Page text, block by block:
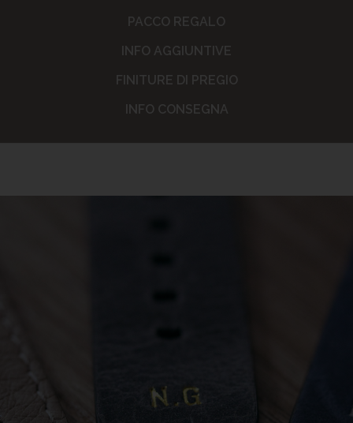
PACCO REGALO
INFO AGGIUNTIVE
FINITURE DI PREGIO
INFO CONSEGNA